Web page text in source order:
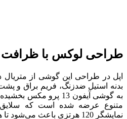
طراحی لوکس با ظرافت
اپل در طراحی این گوشی از
بدنه استیل ضدزنگ، فریم براق و
به گوشی آیفون 13
متنوع عرضه شده است که
نمایشگر 120 هرتزی باعث می‌شود تا همه چیز بسیار روال باشد.